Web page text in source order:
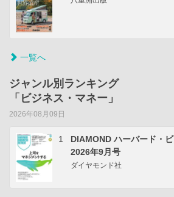
一覧へ
ジャンル別ランキング
「ビジネス・マネー」
2026年08月09日
1
DIAMOND ハーバード・
2026年9月号
ダイヤモンド社